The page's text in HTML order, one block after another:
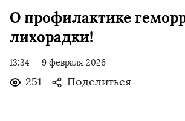
О профилактике
лихорадки!
13:34 9 февраля 2026
251 Поделиться